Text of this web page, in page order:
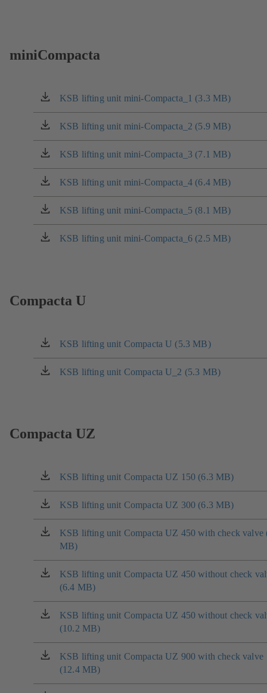
miniCompacta
KSB lifting unit mini-Compacta_1 (3.3 MB)
(otevírá
se
v
záložce)
KSB lifting unit mini-Compacta_2 (5.9 MB)
(otevírá
se
v
záložce)
KSB lifting unit mini-Compacta_3 (7.1 MB)
(otevírá
se
v
záložce)
KSB lifting unit mini-Compacta_4 (6.4 MB)
(otevírá
se
v
záložce)
KSB lifting unit mini-Compacta_5 (8.1 MB)
(otevírá
se
v
KSB lifting unit mini-Compacta_6 (2.5 MB)
(otevírá
Compacta U
KSB lifting unit Compacta U (5.3 MB)
(otevírá
se
v
KSB lifting unit Compacta U_2 (5.3 MB)
(otevírá
Compacta UZ
KSB lifting unit Compacta UZ 150 (6.3 MB)
(otevírá
se
v
záložce)
KSB lifting unit Compacta UZ 300 (6.3 MB)
(otevírá
se
v
nové
KSB lifting unit Compacta UZ 450 with check valve
MB)
(otevírá
se
v
nové
záložce)
KSB lifting unit Compacta UZ 450 without check
(6.4 MB)
(otevírá
se
v
nové
záložce)
KSB lifting unit Compacta UZ 450 without check
(10.2 MB)
(otevírá
se
v
nové
záložce)
KSB lifting unit Compacta UZ 900 with check valve
(12.4 MB)
(otevírá
se
v